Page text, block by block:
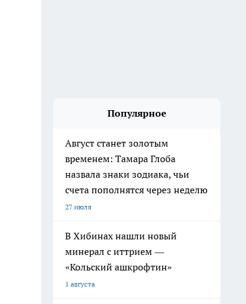
Популярное
Август станет золотым
временем: Тамара Глоба
назвала знаки зодиака, чьи
счета пополнятся через неделю
27 июля
В Хибинах нашли новый
минерал с иттрием —
«Кольский ашкрофтин»
1 августа